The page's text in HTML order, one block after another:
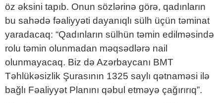
öz əksini tapıb. Onun sözlərinə görə, qadınların
bu sahədə fəaliyyəti dayanıqlı sülh üçün təminat
yaradacaq: “Qadınların sülhün təmin edilməsində
rolu təmin olunmadan məqsədlərə nail
olunmayacaq. Biz də Azərbaycanı BMT
Təhlükəsizlik Şurasının 1325 saylı qətnaməsi ilə
bağlı Fəaliyyət Planını qəbul etməyə çağırırıq”.